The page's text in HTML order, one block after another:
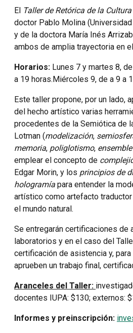
El Taller de Retórica de la Cultura
doctor Pablo Molina
y de la doctora María Inés
ambos de amplia trayectoria en
Horarios: Lunes 7 y martes 8,
a 19 horas.Miércoles 9, de a 9 a
Este taller propone, por un lado,
del hecho artístico varias
procedentes de la Semiótica de
Lotman (modelización,
memoria, poliglotismo,
emplear el concepto de
Edgar Morin, y los principios de
hologramía para entender la
artístico como artefacto
el mundo natural.
Se entregarán certificaciones de
laboratorios y en el caso del
certificación de asistencia y,
aprueben un trabajo final,
Aranceles del Taller:
docentes IUPA: $130; externos:
Informes y preinscripción: